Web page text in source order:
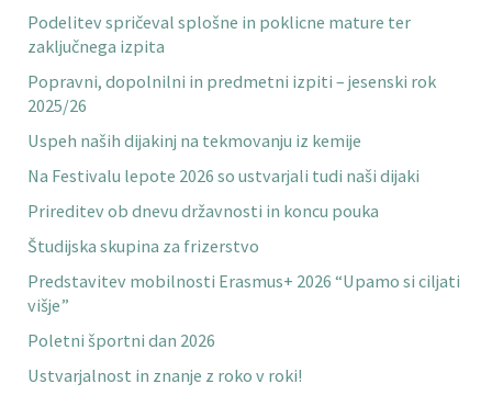
Podelitev spričeval splošne in poklicne mature ter
zaključnega izpita
Popravni, dopolnilni in predmetni izpiti – jesenski rok
2025/26
Uspeh naših dijakinj na tekmovanju iz kemije
Na Festivalu lepote 2026 so ustvarjali tudi naši dijaki
Prireditev ob dnevu državnosti in koncu pouka
Študijska skupina za frizerstvo
Predstavitev mobilnosti Erasmus+ 2026 “Upamo si ciljati
višje”
Poletni športni dan 2026
Ustvarjalnost in znanje z roko v roki!